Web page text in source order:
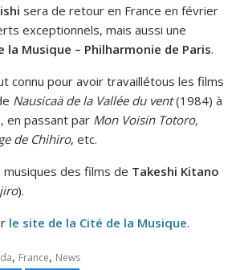
sera de retour en France en février
exceptionnels, mais aussi une
la Musique – Philharmonie de Paris.
connu pour avoir travaillétous les films
Nausicaä de la Vallée du vent(1984) à
en passant par Mon Voisin Totoro,
de Chihiro, etc.
des films de Takeshi Kitano
).
le site de la Cité de la Musique.
, France, News